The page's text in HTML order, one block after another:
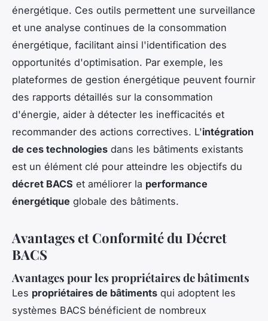
énergétique. Ces outils permettent une surveillance
et une analyse continues de la consommation
énergétique, facilitant ainsi l'identification des
opportunités d'optimisation. Par exemple, les
plateformes de gestion énergétique peuvent fournir
des rapports détaillés sur la consommation
d'énergie, aider à détecter les inefficacités et
recommander des actions correctives. L'intégration
de ces technologies dans les bâtiments existants
est un élément clé pour atteindre les objectifs du
décret BACS et améliorer la performance
énergétique globale des bâtiments.
Avantages et Conformité du Décret
BACS
Avantages pour les propriétaires de bâtiments
Les propriétaires de bâtiments qui adoptent les
systèmes BACS bénéficient de nombreux